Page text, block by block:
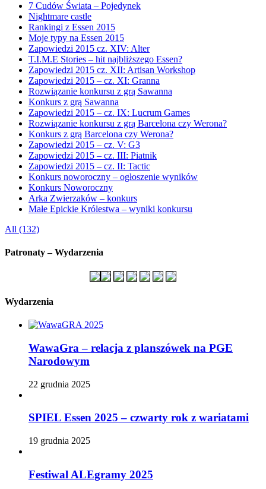
7 Cudów Świata – Pojedynek
Nightmare castle
Rankingi z Essen 2015
Moje typy na Essen 2015
Zapowiedzi 2015 cz. XIV: Alter
T.I.M.E Stories – hit najbliższego Essen?
Zapowiedzi 2015 cz. XII: Artisan Workshop
Zapowiedzi 2015 – cz. XI: Granna
Rozwiązanie konkursu z grą Sawanna
Konkurs z grą Sawanna
Zapowiedzi 2015 – cz. IX: Lucrum Games
Rozwiązanie konkursu z grą Barcelona czy Werona?
Konkurs z grą Barcelona czy Werona?
Zapowiedzi 2015 – cz. V: G3
Zapowiedzi 2015 – cz. III: Piatnik
Zapowiedzi 2015 – cz. II: Tactic
Konkurs noworoczny – ogłoszenie wyników
Konkurs Noworoczny
Arka Zwierzaków – konkurs
Małe Epickie Królestwa – wyniki konkursu
All (132)
Patronaty – Wydarzenia
Wydarzenia
WawaGra – relacja z planszówek na PGE
Narodowym
22 grudnia 2025
SPIEL Essen 2025 – czwarty rok z wariatami
19 grudnia 2025
Festiwal ALEgramy 2025